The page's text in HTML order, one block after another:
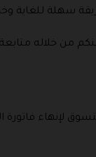
سهلة للغاية
خلاله متابعة
لإنهاء فاتورة